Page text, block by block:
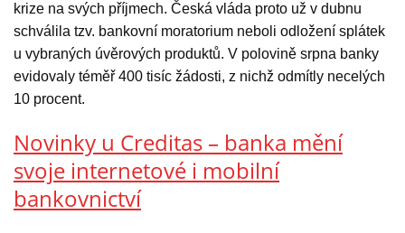
krize na svých příjmech. Česká vláda proto už v dubnu
schválila tzv. bankovní moratorium neboli odložení splátek
u vybraných úvěrových produktů. V polovině srpna banky
evidovaly téměř 400 tisíc žádosti, z nichž odmítly necelých
10 procent.
Novinky u Creditas – banka mění
svoje internetové i mobilní
bankovnictví